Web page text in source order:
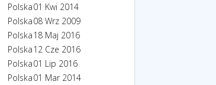
Polska01 Kwi 2014
Polska08 Wrz 2009
Polska18 Maj 2016
Polska12 Cze 2016
Polska01 Lip 2016
Polska01 Mar 2014